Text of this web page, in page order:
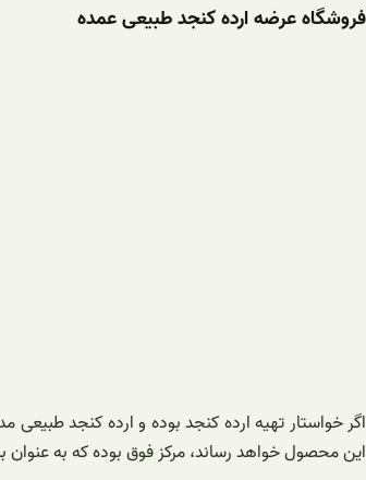
فروشگاه عرضه ارده کنجد طبیعی عمده
اگر خواستار تهیه ارده کنجد بوده و ارده کنجد
این محصول خواهد رساند، مرکز فوق بوده که به